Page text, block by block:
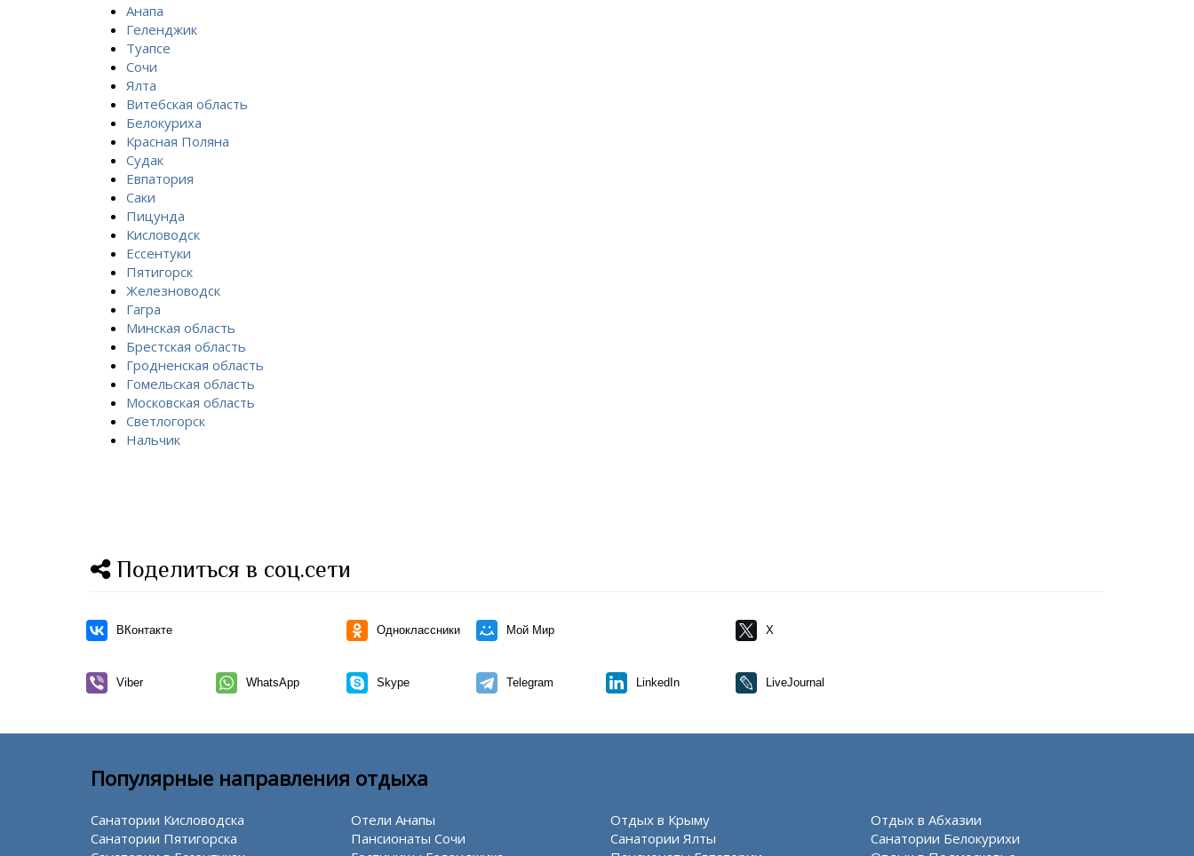
Анапа
Геленджик
Туапсе
Сочи
Ялта
Витебская область
Белокуриха
Красная Поляна
Судак
Евпатория
Саки
Пицунда
Кисловодск
Ессентуки
Пятигорск
Железноводск
Гагра
Минская область
Брестская область
Гродненская область
Гомельская область
Московская область
Светлогорск
Нальчик
Поделиться в соц.сети
ВКонтакте Одноклассники Мой Мир X
Viber WhatsApp Skype Telegram LinkedIn LiveJournal
Популярные направления отдыха
Санатории Кисловодска
Санатории Пятигорска
Отели Анапы
Пансионаты Сочи
Отдых в Крыму
Санатории Ялты
Отдых в Абхазии
Санатории Белокурихи